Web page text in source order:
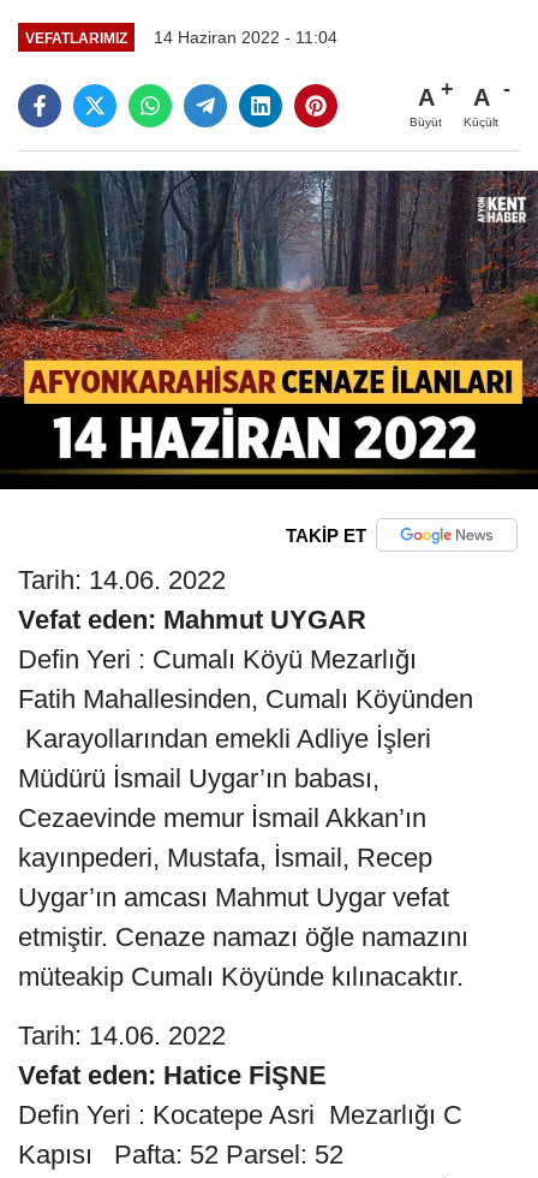
VEFATLARIMIZ 14 Haziran 2022 - 11:04
A
Büyüt
A
Küçült
TAKİP ET
Tarih: 14.06. 2022
Vefat eden: Mahmut UYGAR
Defin Yeri : Cumalı Köyü Mezarlığı
Fatih Mahallesinden, Cumalı Köyünden
Karayollarından emekli Adliye İşleri
Müdürü İsmail Uygar’ın babası,
Cezaevinde memur İsmail Akkan’ın
kayınpederi, Mustafa, İsmail, Recep
Uygar’ın amcası Mahmut Uygar vefat
etmiştir. Cenaze namazı öğle namazını
müteakip Cumalı Köyünde kılınacaktır.
Tarih: 14.06. 2022
Vefat eden: Hatice FİŞNE
Defin Yeri : Kocatepe Asri Mezarlığı C
Kapısı Pafta: 52 Parsel: 52